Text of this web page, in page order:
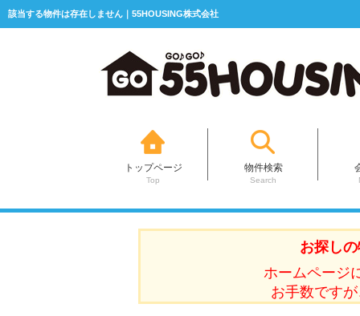
該当する物件は存在しません｜55HOUSING株式会社
トップページ
Top
物件検索
Search
お探し
ホームページ
お手数です